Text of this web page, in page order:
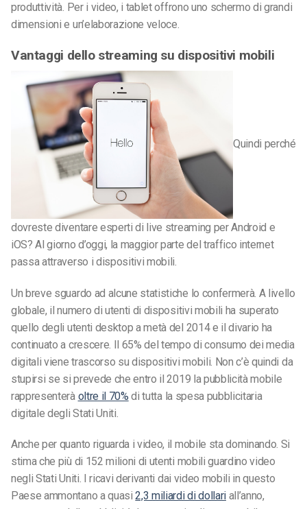
produttività. Per i video, i tablet offrono uno schermo di grandi
dimensioni e un’elaborazione veloce.
Vantaggi dello streaming su dispositivi mobili
Quindi perché
dovreste diventare esperti di live streaming per Android e
iOS? Al giorno d’oggi, la maggior parte del traffico internet
passa attraverso i dispositivi mobili.
Un breve sguardo ad alcune statistiche lo confermerà. A livello
globale, il numero di utenti di dispositivi mobili ha superato
quello degli utenti desktop a metà del 2014 e il divario ha
continuato a crescere. Il 65% del tempo di consumo dei media
digitali viene trascorso su dispositivi mobili. Non c’è quindi da
stupirsi se si prevede che entro il 2019 la pubblicità mobile
rappresenterà oltre il 70% di tutta la spesa pubblicitaria
digitale degli Stati Uniti.
Anche per quanto riguarda i video, il mobile sta dominando. Si
stima che più di 152 milioni di utenti mobili guardino video
negli Stati Uniti. I ricavi derivanti dai video mobili in questo
Paese ammontano a quasi2,3 miliardi di dollariall’anno,